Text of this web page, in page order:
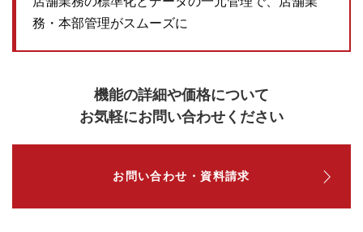
務・本部管理がスムーズに
機能の詳細や価格について
お気軽にお問い合わせください
お問い合わせ・資料請求